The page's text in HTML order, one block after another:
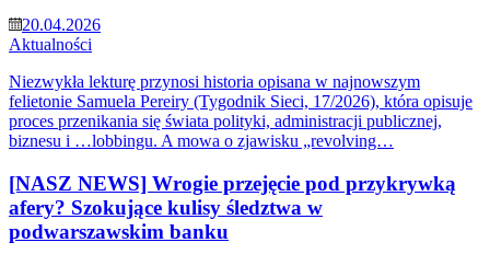
20.04.2026
Aktualności
Niezwykła lekturę przynosi historia opisana w najnowszym
felietonie Samuela Pereiry (Tygodnik Sieci, 17/2026), która opisuje
proces przenikania się świata polityki, administracji publicznej,
biznesu i …lobbingu. A mowa o zjawisku „revolving…
[NASZ NEWS] Wrogie przejęcie pod przykrywką
afery? Szokujące kulisy śledztwa w
podwarszawskim banku